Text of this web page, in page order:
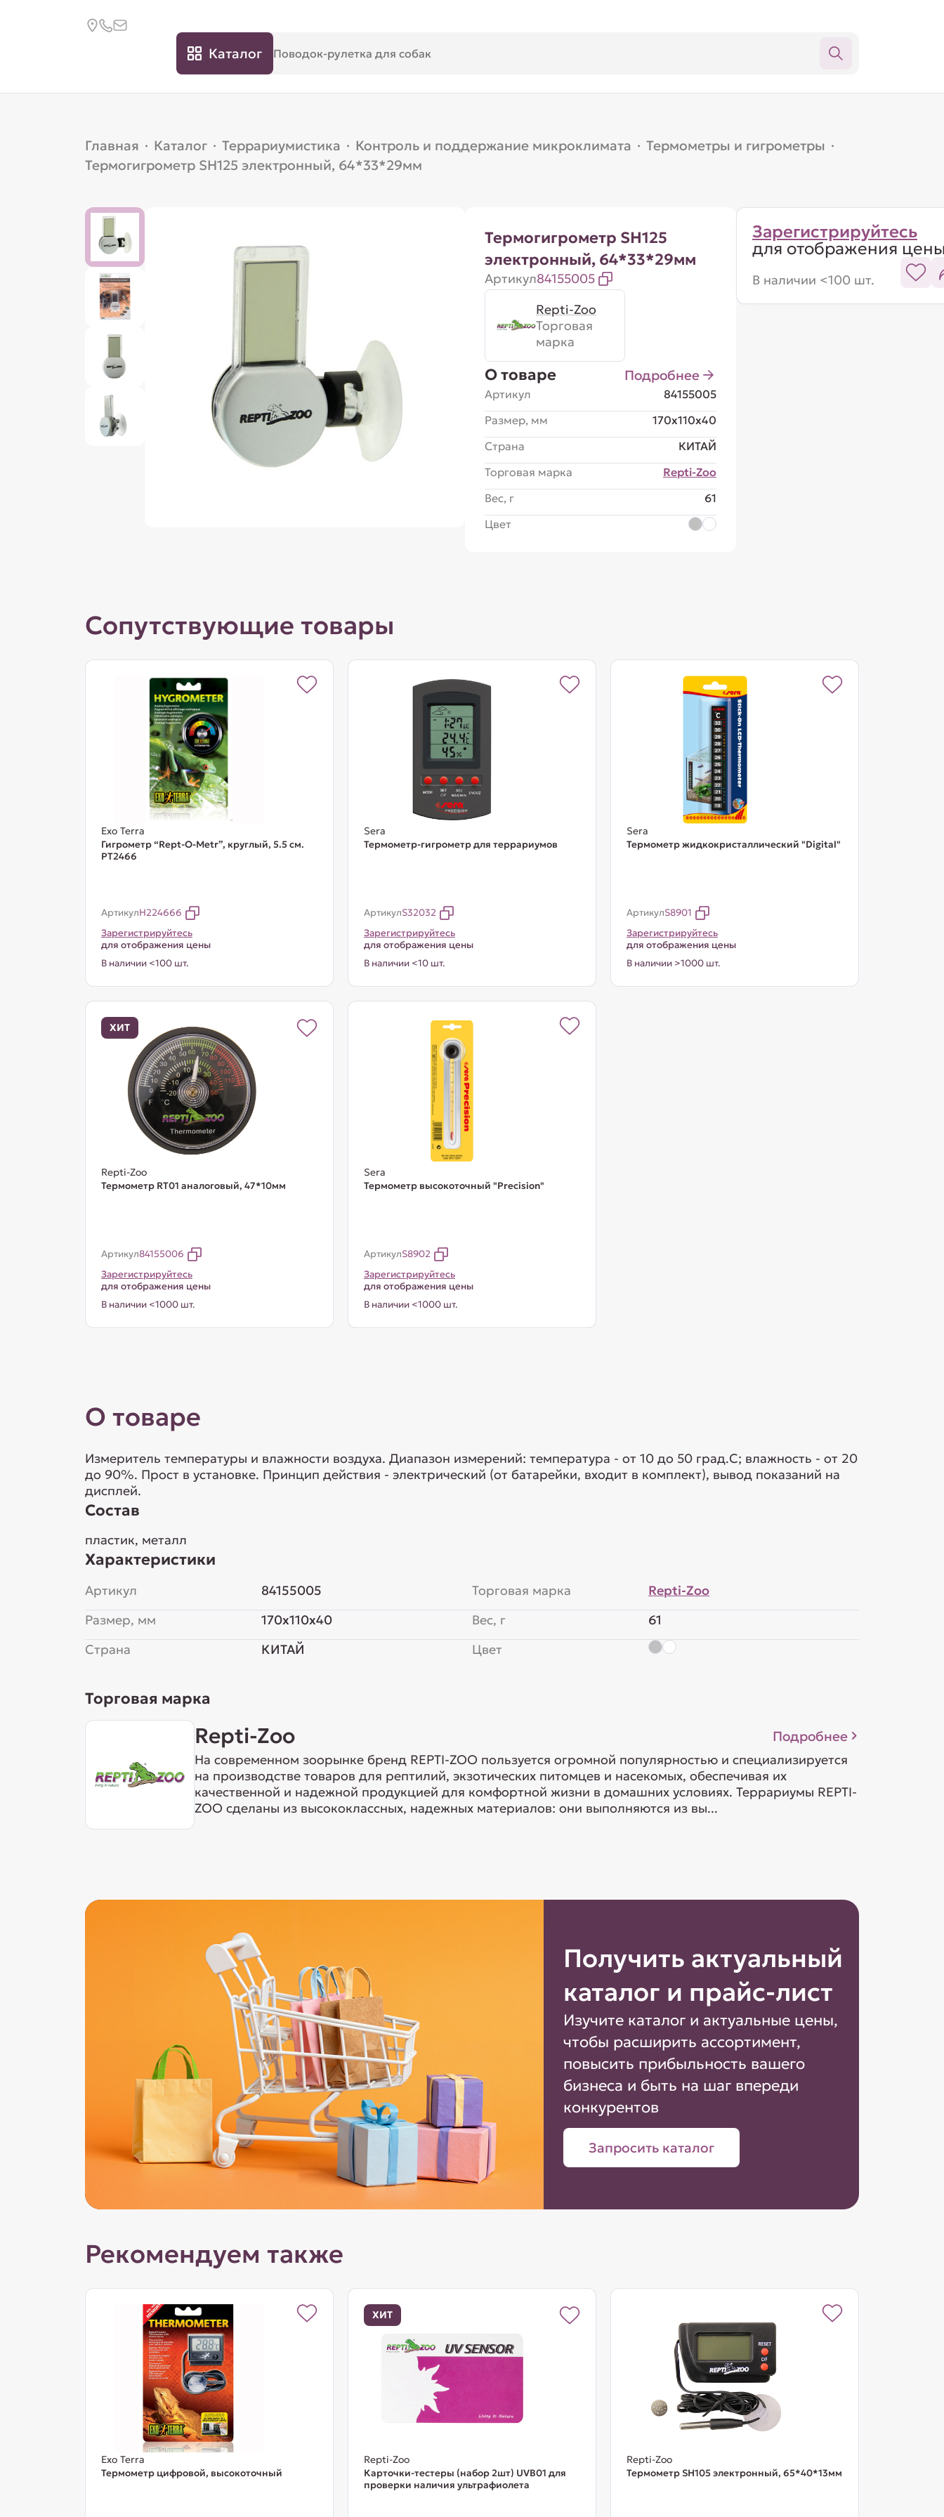
Каталог
Главная · Каталог · Террариумистика · Контроль и поддержание микроклимата · Термометры и гигрометры ·
Термогигрометр SH125 электронный, 64*33*29мм
Термогигрометр SH125
электронный, 64*33*29мм
Артикул84155005
Repti-Zoo
Торговая
марка
О товаре Подробнее
Артикул
84155005
Размер, мм
170x110x40
Страна
КИТАЙ
Торговая марка
Repti-Zoo
Вес, г
61
Цвет
Зарегистрируйтесь
для отображения
В наличии <100 шт.
Сопутствующие товары
Exo Terra
Гигрометр “Rept-O-Metr”, круглый, 5.5 см.
PT2466
АртикулH224666
Зарегистрируйтесь
для отображения цены
В наличии <100 шт.
Sera
Термометр-гигрометр для террариумов
АртикулS32032
Зарегистрируйтесь
для отображения цены
В наличии <10 шт.
Sera
Термометр жидкокристаллический "Digital"
АртикулS8901
Зарегистрируйтесь
для отображения цены
В наличии >1000 шт.
ХИТ
Repti-Zoo
Термометр RT01 аналоговый, 47*10мм
Артикул84155006
Зарегистрируйтесь
для отображения цены
В наличии <1000 шт.
Sera
Термометр высокоточный "Precision"
АртикулS8902
Зарегистрируйтесь
для отображения цены
В наличии <1000 шт.
О товаре
Измеритель температуры и влажности воздуха. Диапазон измерений: температура - от 10 до 50 град.С; влажность - от 20
до 90%. Прост в установке. Принцип действия - электрический (от батарейки, входит в комплект), вывод показаний на
дисплей.
Состав
пластик, металл
Характеристики
Артикул
84155005
Размер, мм
170x110x40
Страна
КИТАЙ
Торговая марка
Repti-Zoo
Вес, г
61
Цвет
Торговая марка
Repti-Zoo Подробнее
На современном зоорынке бренд REPTI-ZOO пользуется огромной популярностью и специализируется
на производстве товаров для рептилий, экзотических питомцев и насекомых, обеспечивая их
качественной и надежной продукцией для комфортной жизни в домашних условиях. Террариумы REPTI-
ZOO сделаны из высококлассных, надежных материалов: они выполняются из вы...
Получить актуальный
каталог и прайс-лист
Изучите каталог и актуальные цены,
чтобы расширить ассортимент,
повысить прибыльность вашего
бизнеса и быть на шаг впереди
конкурентов
Запросить каталог
Рекомендуем также
Exo Terra
Термометр цифровой, высокоточный
ХИТ
Repti-Zoo
Карточки-тестеры (набор 2шт) UVB01 для
проверки наличия ультрафиолета
Repti-Zoo
Термометр SH105 электронный, 65*40*13мм